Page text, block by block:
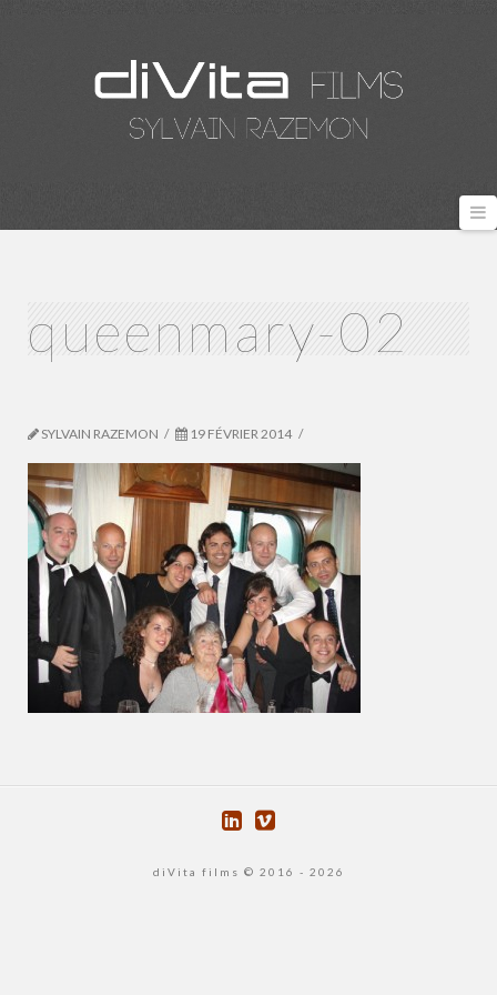
queenmary-02
SYLVAIN RAZEMON 19 FÉVRIER 2014
diVita films © 2016 - 2026